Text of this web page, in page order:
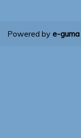
Powered by e-guma